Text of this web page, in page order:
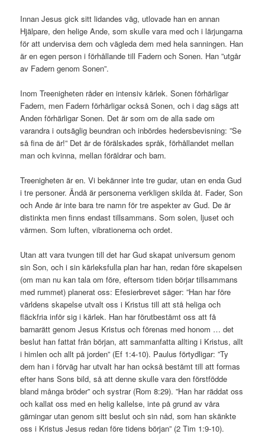
Innan Jesus gick sitt lidandes väg, utlovade han en annan
Hjälpare, den helige Ande, som skulle vara med och i lärjungarna
för att undervisa dem och vägleda dem med hela sanningen. Han
är en egen person i förhållande till Fadern och Sonen. Han ”utgår
av Fadern genom Sonen”.
Inom Treenigheten råder en intensiv kärlek. Sonen förhärligar
Fadern, men Fadern förhärligar också Sonen, och i dag sägs att
Anden förhärligar Sonen. Det är som om de alla sade om
varandra i outsäglig beundran och inbördes hedersbevisning: ”Se
så fina de är!” Det är de förälskades språk, förhållandet mellan
man och kvinna, mellan föräldrar och barn.
Treenigheten är en. Vi bekänner inte tre gudar, utan en enda Gud
i tre personer. Ändå är personerna verkligen skilda åt. Fader, Son
och Ande är inte bara tre namn för tre aspekter av Gud. De är
distinkta men finns endast tillsammans. Som solen, ljuset och
värmen. Som luften, vibrationerna och ordet.
Utan att vara tvungen till det har Gud skapat universum genom
sin Son, och i sin kärleksfulla plan har han, redan före skapelsen
(om man nu kan tala om före, eftersom tiden börjar tillsammans
med rummet) planerat oss: Efesierbrevet säger: ”Han har före
världens skapelse utvalt oss i Kristus till att stå heliga och
fläckfria inför sig i kärlek. Han har förutbestämt oss att få
barnarätt genom Jesus Kristus och förenas med honom … det
beslut han fattat från början, att sammanfatta allting i Kristus, allt
i himlen och allt på jorden” (Ef 1:4-10). Paulus förtydligar: ”Ty
dem han i förväg har utvalt har han också bestämt till att formas
efter hans Sons bild, så att denne skulle vara den förstfödde
bland många bröder” och systrar (Rom 8:29). ”Han har räddat oss
och kallat oss med en helig kallelse, inte på grund av våra
gärningar utan genom sitt beslut och sin nåd, som han skänkte
oss i Kristus Jesus redan före tidens början” (2 Tim 1:9-10).